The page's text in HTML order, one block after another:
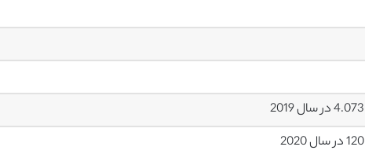
4.073 در سال 2019
120 در سال 2020